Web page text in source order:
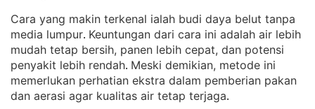
Cara yang makin terkenal ialah budi daya belut tanpa
media lumpur. Keuntungan dari cara ini adalah air lebih
mudah tetap bersih, panen lebih cepat, dan potensi
penyakit lebih rendah. Meski demikian, metode ini
memerlukan perhatian ekstra dalam pemberian pakan
dan aerasi agar kualitas air tetap terjaga.